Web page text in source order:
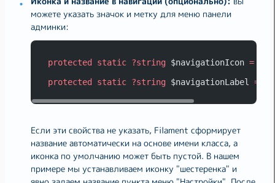
можете указать значок и метку для меню панели
админки:
protected static ?string $navigationIcon =
protected
static ?string $navigationLabel =
Если эти свойства не указать, Filament сформирует
название автоматически на основе имени класса, а
иконка по умолчанию может быть пустой. В нашем
примере мы устанавливаем иконку "шестеренка" и